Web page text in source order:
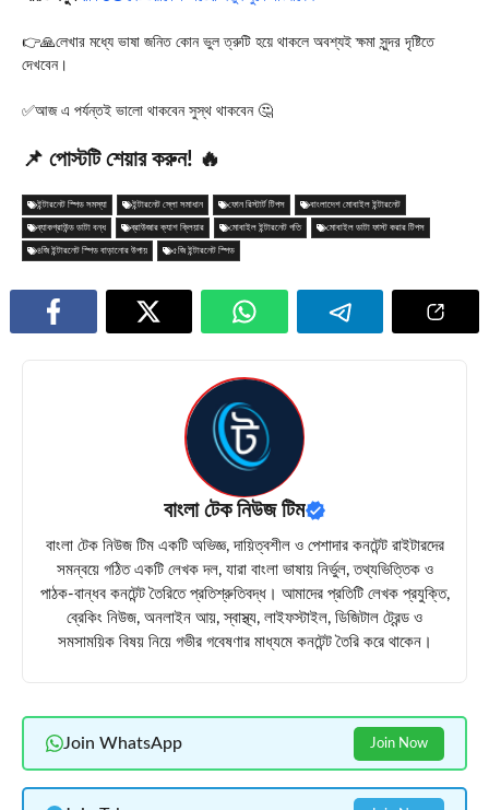
👉🙏লেখার মধ্যে ভাষা জনিত কোন ভুল ত্রুটি হয়ে থাকলে অবশ্যই ক্ষমা সুন্দর দৃষ্টিতে
দেখবেন।
✅আজ এ পর্যন্তই ভালো থাকবেন সুস্থ থাকবেন 🤔
📌 পোস্টটি শেয়ার করুন! 🔥
ইন্টারনেট স্পিড সমস্যা ইন্টারনেট স্লো সমাধান ফোন রিস্টার্ট টিপস বাংলাদেশ মোবাইল ইন্টারনেট
ব্যাকগ্রাউন্ড ডাটা বন্ধ ব্রাউজার ক্যাশ ক্লিয়ার মোবাইল ইন্টারনেট গতি মোবাইল ডাটা ফাস্ট করার টিপস
৪জি ইন্টারনেট স্পিড বাড়ানোর উপায় ৫জি ইন্টারনেট স্পিড
বাংলা টেক নিউজ টিম
বাংলা টেক নিউজ টিম একটি অভিজ্ঞ, দায়িত্বশীল ও পেশাদার কনটেন্ট রাইটারদের
সমন্বয়ে গঠিত একটি লেখক দল, যারা বাংলা ভাষায় নির্ভুল, তথ্যভিত্তিক ও
পাঠক-বান্ধব কনটেন্ট তৈরিতে প্রতিশ্রুতিবদ্ধ। আমাদের প্রতিটি লেখক প্রযুক্তি,
ব্রেকিং নিউজ, অনলাইন আয়, স্বাস্থ্য, লাইফস্টাইল, ডিজিটাল ট্রেন্ড ও
সমসাময়িক বিষয় নিয়ে গভীর গবেষণার মাধ্যমে কনটেন্ট তৈরি করে থাকেন।
Join WhatsApp Join Now